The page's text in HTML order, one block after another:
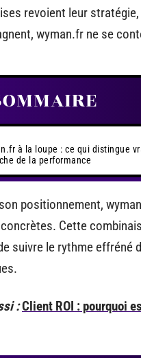
revoient leur
wyman.fr ne se
à la loupe : ce qui distingue
de la performance
positionnement,
Cette
suivre le rythme effréné
:Client ROI : pourquoi